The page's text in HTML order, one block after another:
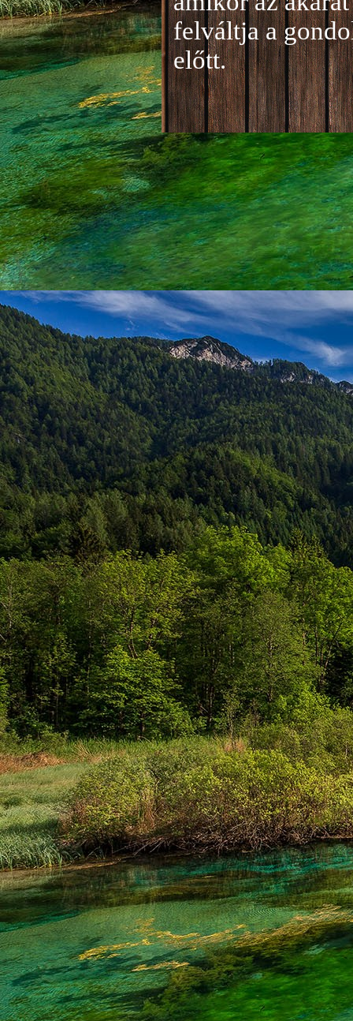
felváltja a
előtt.
Jelentkezés a
A
folyamatosan
benyújtása a je
történik mind
személyesen.
személyesen a
címen tudjátok
Kérelmeteket
amennyiben
ovi bejárata a
nyíló
Szeretettel
Elérhetőségek
Dr. Göllner
2081 Piliscsaba,
e-mail:
telefonszám:
Dr. Göllner
2081 Piliscsaba,
e-mail:
telefonszám:
adószám: